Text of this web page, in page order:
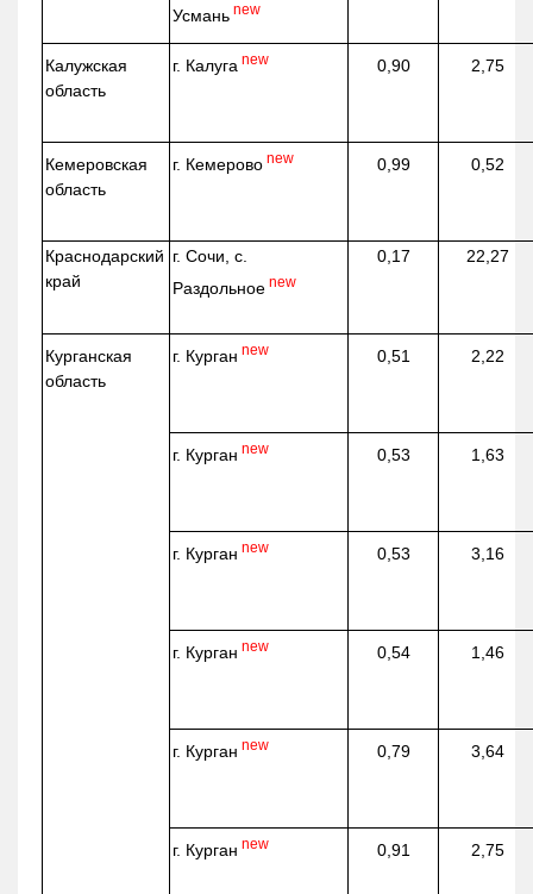
Усмань new
Калужская
область
г. Калуга new 0,90 2,75
Кемеровская
область
г. Кемерово new 0,99 0,52
Краснодарский
край
г. Сочи, с.
Раздольное new
0,17 22,27
Курганская
область
г. Курган new 0,51 2,22
г. Курган new 0,53 1,63
г. Курган new 0,53 3,16
г. Курган new 0,54 1,46
г. Курган new 0,79 3,64
г. Курган new 0,91 2,75